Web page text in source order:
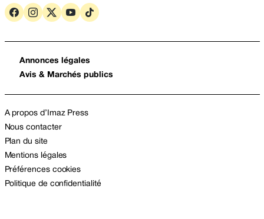
Annonces légales
Avis & Marchés publics
A propos d’Imaz Press
Nous contacter
Plan du site
Mentions légales
Préférences cookies
Politique de confidentialité